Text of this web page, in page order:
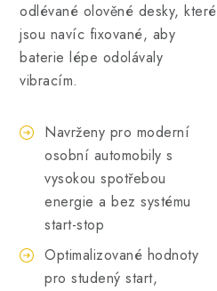
odlévané olověné desky, které
jsou navíc fixované, aby
baterie lépe odolávaly
vibracím.
Navrženy pro moderní
osobní automobily s
vysokou spotřebou
energie a bez systému
start-stop
Optimalizované hodnoty
pro studený start,